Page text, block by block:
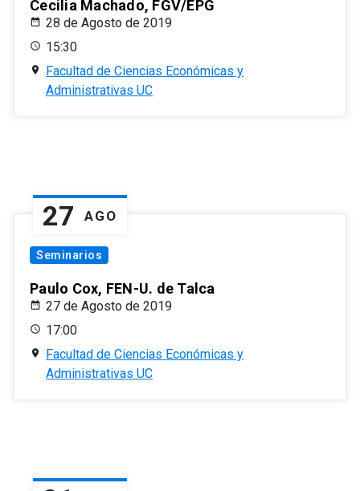
Cecilia Machado, FGV/EPG
28 de Agosto de 2019
15:30
Facultad de Ciencias Económicas y
Administrativas UC
27 AGO
Seminarios
Paulo Cox, FEN-U. de Talca
27 de Agosto de 2019
17:00
Facultad de Ciencias Económicas y
Administrativas UC